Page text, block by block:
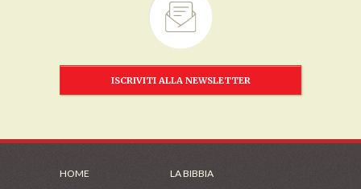
ISCRIVITI ALLA NEWSLETTER
HOME
LA BIBBIA